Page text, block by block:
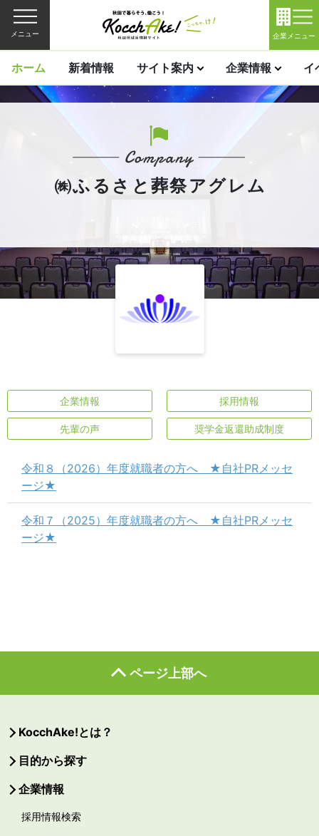
メニュー 企業メニュー
ホーム 新着情報 サイト案内 企業情報 イ
㈱ふるさと葬祭アグレム
企業情報 採用情報
先輩の声 奨学金返還助成制度
令和８（2026）年度就職者の方へ ★自社PRメッセ
ージ★
令和７（2025）年度就職者の方へ ★自社PRメッセ
ージ★
ページ上部へ
KocchAke!とは？
目的から探す
企業情報
採用情報検索